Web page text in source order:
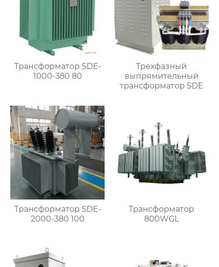
Трансформатор SDE-
1000-380 80
Трехфазный
выпрямительный
трансформатор SDE
Трансформатор SDE-
2000-380 100
Трансформатор
800WGL